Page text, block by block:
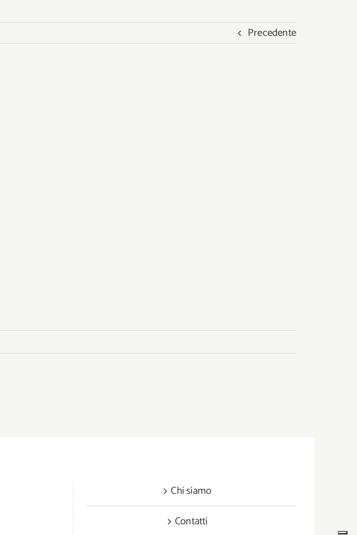
Precedente
Chi siamo
Contatti